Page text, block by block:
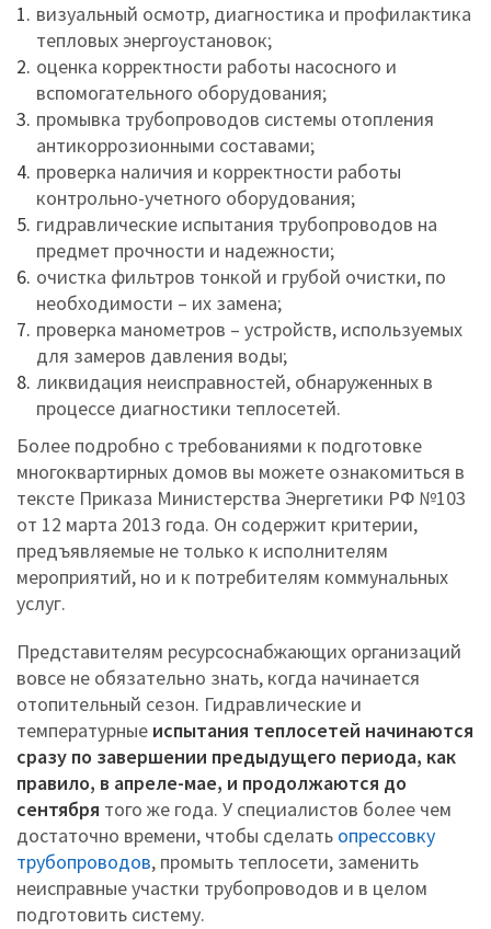
визуальный осмотр, диагностика и профилактика
тепловых энергоустановок;
оценка корректности работы насосного и
вспомогательного оборудования;
промывка трубопроводов системы отопления
антикоррозионными составами;
проверка наличия и корректности работы
контрольно-учетного оборудования;
гидравлические испытания трубопроводов на
предмет прочности и надежности;
очистка фильтров тонкой и грубой очистки, по
необходимости – их замена;
проверка манометров – устройств, используемых
для замеров давления воды;
ликвидация неисправностей, обнаруженных в
процессе диагностики теплосетей.
Более подробно с требованиями к подготовке
многоквартирных домов вы можете ознакомиться в
тексте Приказа Министерства Энергетики РФ №103
от 12 марта 2013 года. Он содержит критерии,
предъявляемые не только к исполнителям
мероприятий, но и к потребителям коммунальных
услуг.
Представителям ресурсоснабжающих организаций
вовсе не обязательно знать, когда начинается
отопительный сезон. Гидравлические и
температурные испытания теплосетей начинаются
сразу по завершении предыдущего периода, как
правило, в апреле-мае, и продолжаются до
сентября того же года. У специалистов более чем
достаточно времени, чтобы сделать опрессовку
трубопроводов, промыть теплосети, заменить
неисправные участки трубопроводов и в целом
подготовить систему.